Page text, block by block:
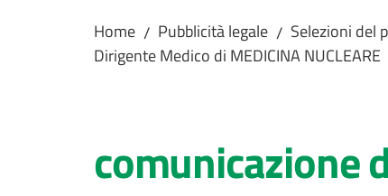
Home / Pubblicità legale / Selezioni del
Dirigente Medico di MEDICINA NUCLEARE
comunicazione